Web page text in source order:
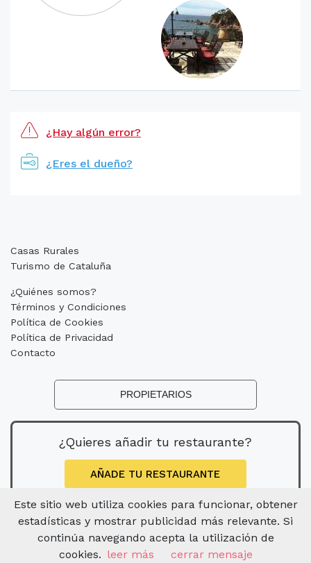
¿Hay algún error?
¿Eres el dueño?
Casas Rurales
Turismo de Cataluña
¿Quiénes somos?
Términos y Condiciones
Política de Cookies
Política de Privacidad
Contacto
PROPIETARIOS
¿Quieres añadir tu restaurante?
AÑADE TU RESTAURANTE
Este sitio web utiliza cookies para funcionar, obtener
estadísticas y mostrar publicidad más relevante. Si
continúa navegando acepta la utilización de
cookies. leer más cerrar mensaje